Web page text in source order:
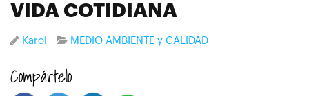
VIDA COTIDIANA
Karol MEDIO AMBIENTE y CALIDAD
Compártelo